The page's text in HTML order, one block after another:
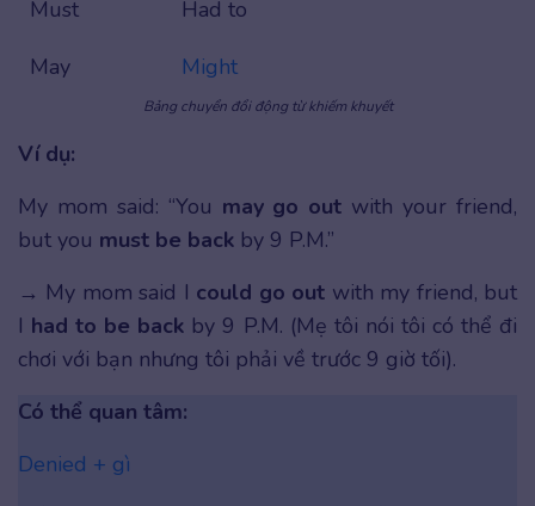
Must
Had to
May
Might
Bảng chuyển đổi động từ khiếm khuyết
Ví dụ:
My mom said: “You may go out with your friend,
but you must be back by 9 P.M.”
→ My mom said I could go out with my friend, but
I had to be back by 9 P.M. (Mẹ tôi nói tôi có thể đi
chơi với bạn nhưng tôi phải về trước 9 giờ tối).
Có thể quan tâm:
Denied + gì